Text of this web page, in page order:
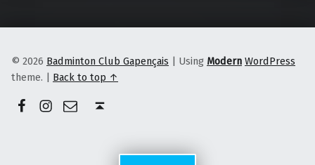
© 2026 Badminton Club Gapençais | Using Modern WordPress
theme. | Back to top ↑